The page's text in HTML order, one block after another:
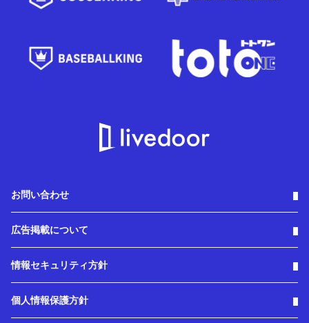
お問い合わせ
広告掲載について
情報セキュリティ方針
個人情報保護方針